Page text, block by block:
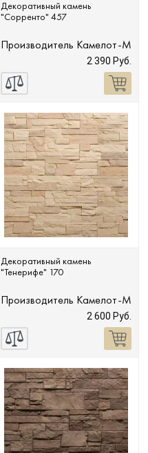
Декоративный камень
"Сорренто" 457
Производитель Камелот-М
2 390 Руб.
Декоративный камень
"Тенерифе" 170
Производитель Камелот-М
2 600 Руб.